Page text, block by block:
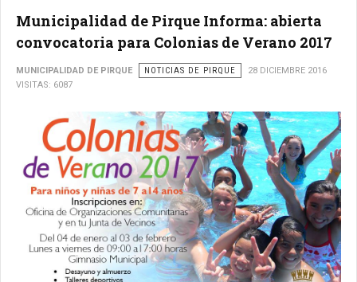
Municipalidad de Pirque Informa: abierta
convocatoria para Colonias de Verano 2017
MUNICIPALIDAD DE PIRQUE NOTICIAS DE PIRQUE
28 DICIEMBRE 2016
VISITAS: 6087